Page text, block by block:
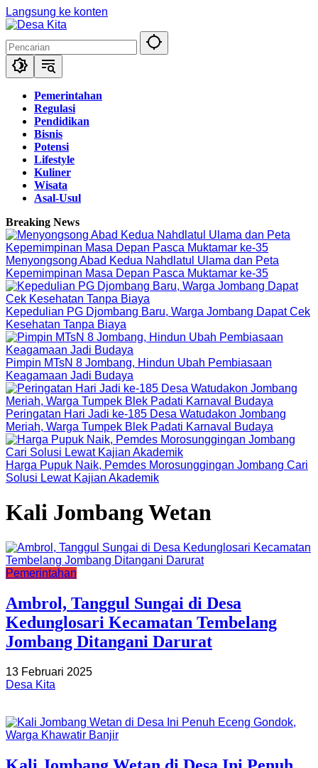
Langsung ke konten
Pemerintahan
Regulasi
Pendidikan
Bisnis
Potensi
Lifestyle
Kuliner
Wisata
Asal-Usul
Breaking News
Menyongsong Abad Kedua Nahdlatul Ulama dan Peta
Kepemimpinan Masa Depan Pasca Muktamar ke-35
Kepedulian PG Djombang Baru, Warga Jombang Dapat Cek
Kesehatan Tanpa Biaya
Pimpin MTsN 8 Jombang, Hindun Ubah Pembiasaan
Keagamaan Jadi Budaya
Peringatan Hari Jadi ke-185 Desa Watudakon Jombang
Meriah, Warga Tumpek Blek Padati Karnaval Budaya
Harga Pupuk Naik, Pemdes Morosunggingan Jombang Cari
Solusi Lewat Kajian Akademik
Kali Jombang Wetan
Pemerintahan
Ambrol, Tanggul Sungai di Desa
Kedunglosari Kecamatan Tembelang
Jombang Ditangani Darurat
13 Februari 2025
Desa Kita